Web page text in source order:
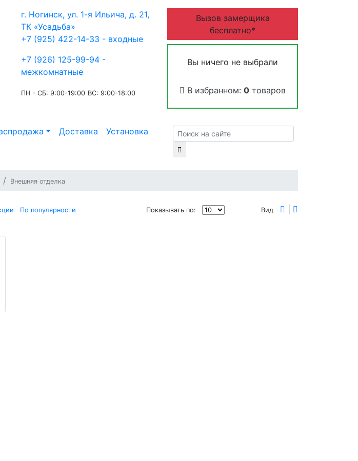
г. Ногинск, ул. 1-я Ильича, д. 21,
ТК «Усадьба»
+7 (925) 422-14-33 - входные
+7 (926) 125-99-94 -
межкомнатные
ПН - СБ: 9:00-19:00 ВС: 9:00-18:00
Вызов замерщика
бесплатно*
Вы ничего не выбрали
В избранном: 0 товаров
Доставка
Установка
Внешняя отделка
По популярности Показывать по: Вид